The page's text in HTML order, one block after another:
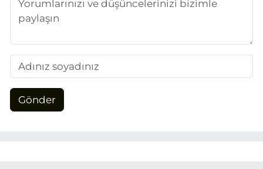
Gönder